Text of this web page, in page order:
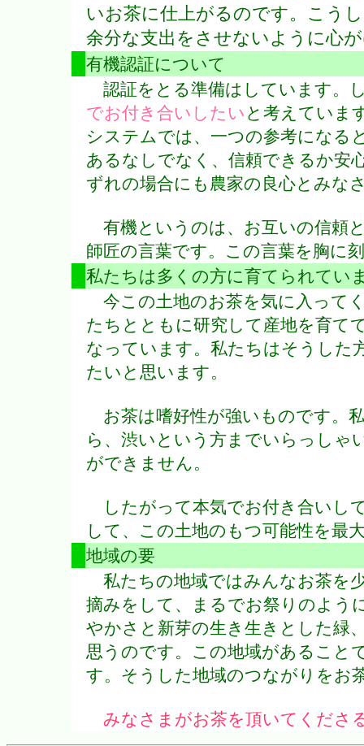
いお茶に仕上がるのです。こう
余分な支出をさせないように心
有機認証について
認証をとる準備はしています。
でお付き合いしたい と考えていま
システムでは、一つの参考になる
あるなしでなく、信頼できるか安
ずれの場合にも農家の良心とみな
有機というのは、お互いの信頼
師匠の言葉です。この言葉を胸に
私たちは多くの方に育てられてい
今この土地のお茶を気に入って
たちとともに研究して産地を育て
なっています。私たちはそうした
たいと思います。
お茶は嗜好性が強いものです。
ら、渋いという方までいらっしゃ
ができません。
したがって本気でお付き合いし
して、この土地のもつ可能性を最
地域の要
私たちの地域ではみんなお茶を
摘みをして、まるでお祭りのよう
やかさと新芽の生き生きとした緑
思うのです。この地域があること
す。そうした地域のつながりをお
みなさまがお茶を頂いてくださ